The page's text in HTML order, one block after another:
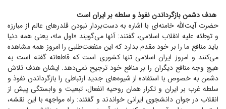
هدف دشمن بازگرداندن نفوذ و سلطه بر ایران است
حضرت آیت‌الله خامنه‌ای با اشاره به دست‌بردار نبودن قلدر‌های عالم از مبارزه
و توطئه علیه انقلاب اسلامی، گفتند: آنها می‌گویند «اول ما»، یعنی همه دنیا
باید منافع ما را بر خود مقدم بدارد که این منفعت‌طلبی را امروز همه مشاهده
می‌کنند و امروز ایران اسلامی تنها کشوری است که قاطعانه گفته است به
هیچ وجه منافع دیگران را بر منافع خود ترجیح نمی‌دهد. ایشان هدف تلاش
دشمن به خصوص با استفاده از شیوه‌های جدید ارتباطی را بازگرداندن نفوذ و
سلطه غرب بر ایران و تکرار همان روحیه انفعال، تبعیت و وابستگی پیش از
انقلاب در جوان دانشجوی ایرانی خواندند و گفتند: راه مواجهه با این نقشه،